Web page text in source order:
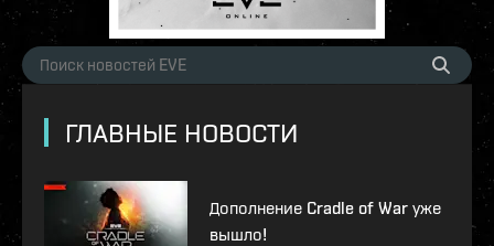
ГЛАВНЫЕ НОВОСТИ
Дополнение Cradle of War уже
вышло!